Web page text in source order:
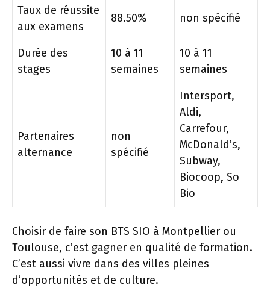
Taux de réussite
aux examens
88.50% non spécifié
Durée des
stages
10 à 11
semaines
10 à 11
semaines
Partenaires
alternance
non
spécifié
Intersport,
Aldi,
Carrefour,
McDonald’s,
Subway,
Biocoop, So
Bio
Choisir de faire son BTS SIO à Montpellier ou
Toulouse, c’est gagner en qualité de formation.
C’est aussi vivre dans des villes pleines
d’opportunités et de culture.